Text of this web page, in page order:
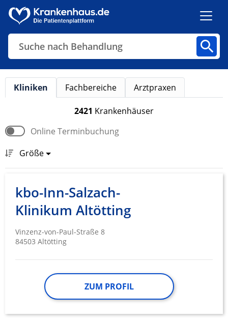
Suche nach Behandlung
Kliniken Fachbereiche Arztpraxen
2421 Krankenhäuser
Online Terminbuchung
Größe
kbo-Inn-Salzach-
Klinikum Altötting
Vinzenz-von-Paul-Straße 8
84503 Altötting
ZUM PROFIL